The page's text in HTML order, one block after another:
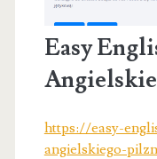
Easy
https://easy-
angielskiego-